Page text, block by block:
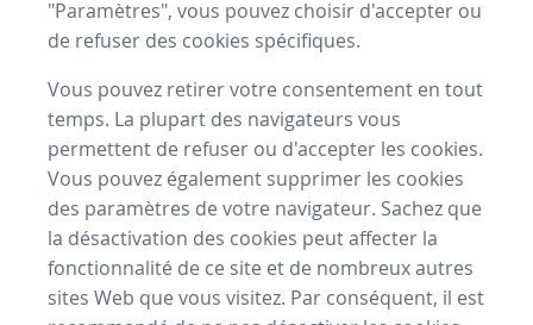
"Paramètres", vous pouvez choisir d'accepter ou
de refuser des cookies spécifiques.
Vous pouvez retirer votre consentement en tout
temps. La plupart des navigateurs vous
permettent de refuser ou d'accepter les cookies.
Vous pouvez également supprimer les cookies
des paramètres de votre navigateur. Sachez que
la désactivation des cookies peut affecter la
fonctionnalité de ce site et de nombreux autres
sites Web que vous visitez. Par conséquent, il est